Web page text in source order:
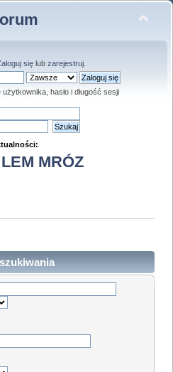
sięlub zarejestruj.
hasło i długość sesji
MRÓZ